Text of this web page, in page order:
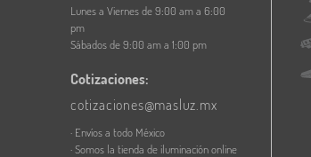
Lunes a Viernes de 9:00 am a 6:00
pm
Sábados de 9:00 am a 1:00 pm
Cotizaciones:
cotizaciones@masluz.mx
· Envíos a todo México
· Somos la tienda de iluminación online